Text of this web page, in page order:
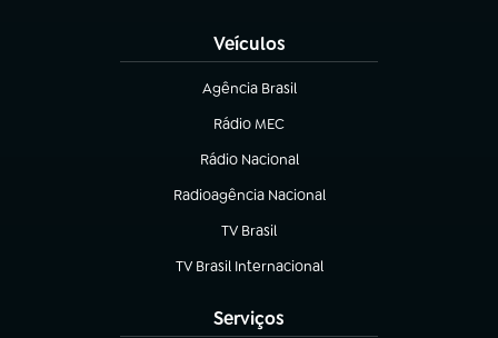
Veículos
Agência Brasil
(abre em nova aba)
Rádio MEC
(abre em nova aba)
Rádio Nacional
Radioagência Nacional
(abre em nova aba)
TV Brasil
(abre em nova aba)
TV Brasil Internacional
(abre em nova aba)
Serviços